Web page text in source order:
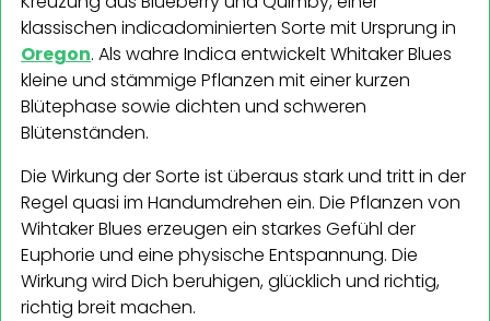
klassischen indicadominierten Sorte mit Ursprung in
Oregon. Als wahre Indica entwickelt Whitaker Blues
kleine und stämmige Pflanzen mit einer kurzen
Blütephase sowie dichten und schweren
Blütenständen.
Die Wirkung der Sorte ist überaus stark und tritt in der
Regel quasi im Handumdrehen ein. Die Pflanzen von
Wihtaker Blues erzeugen ein starkes Gefühl der
Euphorie und eine physische Entspannung. Die
Wirkung wird Dich beruhigen, glücklich und richtig,
richtig breit machen.